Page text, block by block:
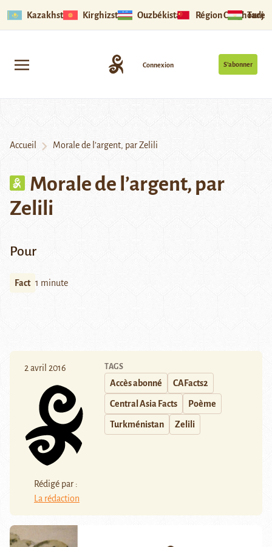
Kazakhstan Kirghizstan Ouzbékistan Région Ouïghoure
S’abonner
Connexion
Accueil Morale de l’argent, par Zelili
Morale de l’argent, par
Zelili
Pour
Fact 1 minute
2 avril 2016
Rédigé par :
La rédaction
TAGS
Accès abonné CAFacts2
Central Asia Facts Poème
Turkménistan Zelili